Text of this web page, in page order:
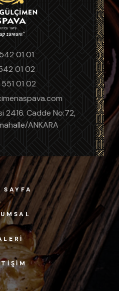
01 01
01 02
01 02
2416. Cadde No:72,
ANKARA
SAYFA